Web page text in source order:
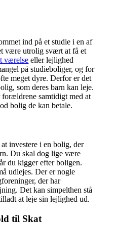
ind på et studie i en af
være utrolig svært at få et
værelse eller lejlighed
på studieboliger, og for
meget dyre. Derfor er det
som deres barn kan leje.
samtidigt med at
bolig de kan betale.
investere i en bolig, der
Du skal dog lige være
du kigger efter boligen.
udlejes. Der er nogle
der har
Det kan simpelthen stå
at leje sin lejlighed ud.
til Skat